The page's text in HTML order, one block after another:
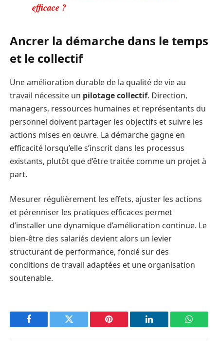
efficace ?
Ancrer la démarche dans le temps
et le collectif
Une amélioration durable de la qualité de vie au
travail nécessite un pilotage collectif. Direction,
managers, ressources humaines et représentants du
personnel doivent partager les objectifs et suivre les
actions mises en œuvre. La démarche gagne en
efficacité lorsqu’elle s’inscrit dans les processus
existants, plutôt que d’être traitée comme un projet à
part.
Mesurer régulièrement les effets, ajuster les actions
et pérenniser les pratiques efficaces permet
d’installer une dynamique d’amélioration continue. Le
bien-être des salariés devient alors un levier
structurant de performance, fondé sur des
conditions de travail adaptées et une organisation
soutenable.
Facebook Twitter Pinterest LinkedIn